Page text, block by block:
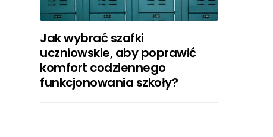
Jak wybrać szafki
uczniowskie, aby poprawić
komfort codziennego
funkcjonowania szkoły?